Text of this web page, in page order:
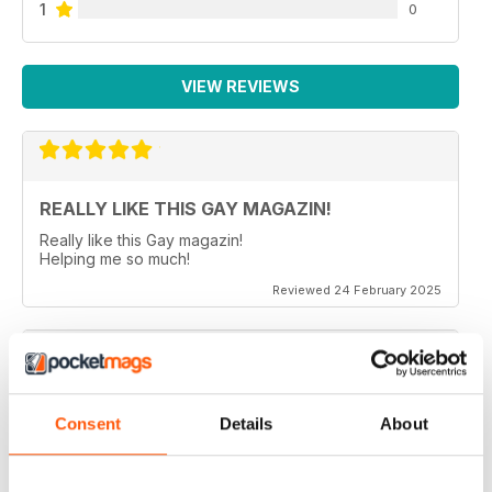
Consent Details About
1 0
VIEW REVIEWS
REALLY LIKE THIS GAY MAGAZIN!
Really like this Gay magazin!
Helping me so much!
Reviewed 24 February 2025